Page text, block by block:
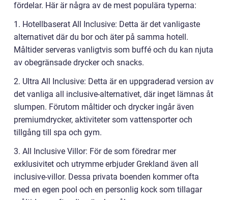
fördelar. Här är några av de mest populära typerna:
1. Hotellbaserat All Inclusive: Detta är det vanligaste
alternativet där du bor och äter på samma hotell.
Måltider serveras vanligtvis som buffé och du kan njuta
av obegränsade drycker och snacks.
2. Ultra All Inclusive: Detta är en uppgraderad version av
det vanliga all inclusive-alternativet, där inget lämnas åt
slumpen. Förutom måltider och drycker ingår även
premiumdrycker, aktiviteter som vattensporter och
tillgång till spa och gym.
3. All Inclusive Villor: För de som föredrar mer
exklusivitet och utrymme erbjuder Grekland även all
inclusive-villor. Dessa privata boenden kommer ofta
med en egen pool och en personlig kock som tillagar